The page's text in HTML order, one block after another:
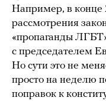
Например, в конце
рассмотрения
«пропаганды
с председателем
Но сути это не
просто на неделю
поправок к